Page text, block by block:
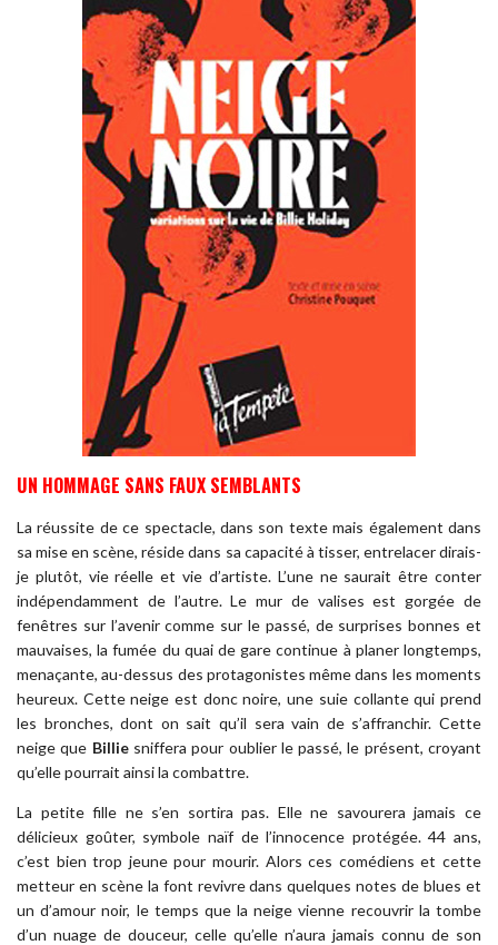
UN HOMMAGE SANS FAUX SEMBLANTS
La réussite de ce spectacle, dans son texte mais également dans
sa mise en scène, réside dans sa capacité à tisser, entrelacer dirais-
je plutôt, vie réelle et vie d’artiste. L’une ne saurait être conter
indépendamment de l’autre. Le mur de valises est gorgée de
fenêtres sur l’avenir comme sur le passé, de surprises bonnes et
mauvaises, la fumée du quai de gare continue à planer longtemps,
menaçante, au-dessus des protagonistes même dans les moments
heureux. Cette neige est donc noire, une suie collante qui prend
les bronches, dont on sait qu’il sera vain de s’affranchir. Cette
neige que Billiesniffera pour oublier le passé, le présent, croyant
qu’elle pourrait ainsi la combattre.
La petite fille ne s’en sortira pas. Elle ne savourera jamais ce
délicieux goûter, symbole naïf de l’innocence protégée. 44 ans,
c’est bien trop jeune pour mourir. Alors ces comédiens et cette
metteur en scène la font revivre dans quelques notes de blues et
un d’amour noir, le temps que la neige vienne recouvrir la tombe
d’un nuage de douceur, celle qu’elle n’aura jamais connu de son